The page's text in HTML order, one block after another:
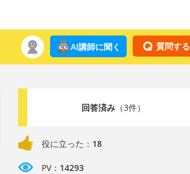
質問する
AI講師に聞く
回答済み（3件）
役に立った： 18
PV： 14293